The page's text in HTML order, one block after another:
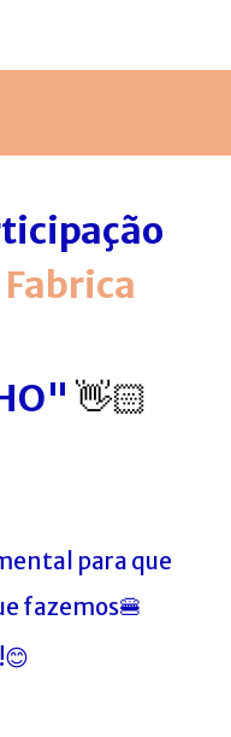
👋🏻
para que
fazemos🍔